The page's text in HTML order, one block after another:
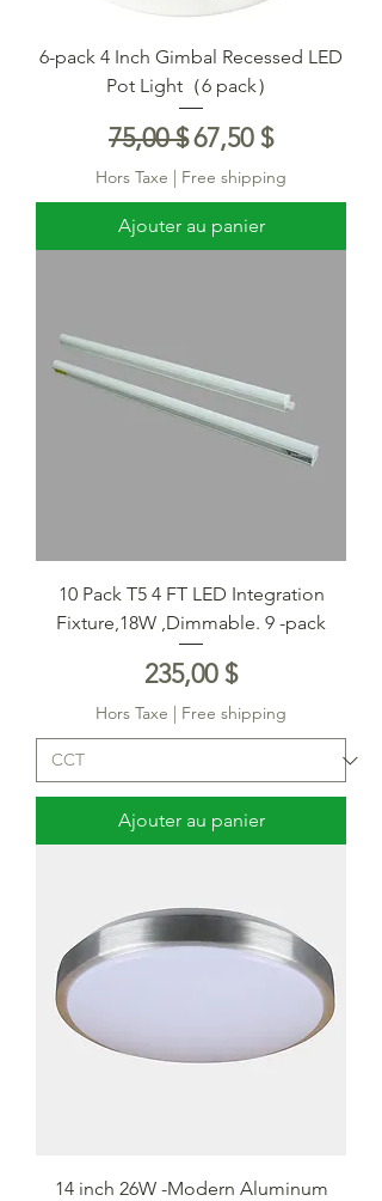
6-pack 4 Inch Gimbal Recessed LED
Pot Light（6 pack）
Prix original
75,00 $Prix promotionnel
67,50 $
Hors Taxe | Free shipping
Ajouter au panier
10 Pack T5 4 FT LED Integration
Fixture,18W ,Dimmable. 9 -pack
Prix
235,00 $
Hors Taxe Free shipping
Ajouter au panier
14 inch 26W -Modern Aluminum